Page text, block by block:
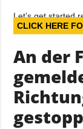
Let’s get started
CLICK HERE
An der